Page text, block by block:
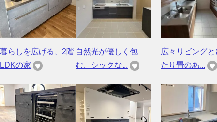
暮らしを広げる、2階
LDKの家
自然光が優しく包
む、シックな...
広々リビングと
たり畳のあ...